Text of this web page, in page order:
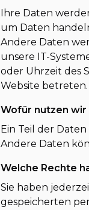
Ihre Daten
um Daten
Andere Daten
unsere IT-
oder Uhrzeit des
Website betreten.
Wofür nutzen wir
Ein Teil der
Andere Daten
Welche Rechte
Sie haben
gespeicherten